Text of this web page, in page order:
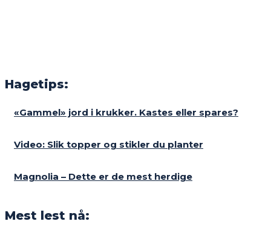
Hagetips:
«Gammel» jord i krukker. Kastes eller spares?
Video: Slik topper og stikler du planter
Magnolia – Dette er de mest herdige
Mest lest nå: